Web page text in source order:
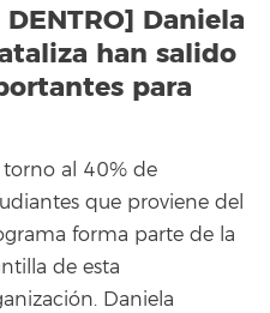
DENTRO] Daniela
han salido
para
torno al 40% de
que proviene del
forma parte de la
de esta
Daniela